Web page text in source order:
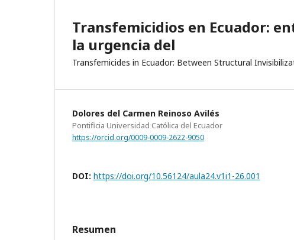
Transfemicidios en Ecuador:
la urgencia del
Transfemicides in Ecuador: Between Structural
Dolores del Carmen Reinoso Avilés
Pontificia Universidad Católica del Ecuador
https://orcid.org/0009-0009-2622-9050
DOI: https://doi.org/10.56124/aula24.v1i1-26.001
Resumen